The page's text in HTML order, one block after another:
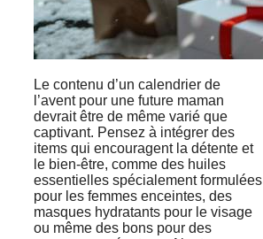
Le contenu d’un calendrier de
l’avent pour une future maman
devrait être de même varié que
captivant. Pensez à intégrer des
items qui encouragent la détente et
le bien-être, comme des huiles
essentielles spécialement formulées
pour les femmes enceintes, des
masques hydratants pour le visage
ou même des bons pour des